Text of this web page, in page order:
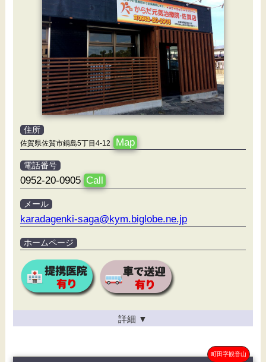
住所
佐賀県佐賀市鍋島5丁目4-12 Map
電話番号
0952-20-0905 Call
メール
karadagenki-saga@kym.biglobe.ne.jp
ホームページ
詳細 ▼
町田字観音山